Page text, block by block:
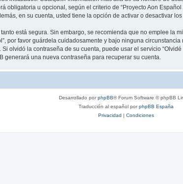
obligatoria u opcional, según el criterio de “Proyecto Aon
en su cuenta, usted tiene la opción de activar o desactivar
está segura. Sin embargo, se recomienda que no emplee la
por favor guárdela cuidadosamente y bajo ninguna
olvidó la contraseña de su cuenta, puede usar el servicio
una nueva contraseña para recuperar su cuenta.
Desarrollado porphpBB® Forum Software © phpBB
Traducción al español porphpBB España
Privacidad | Condiciones